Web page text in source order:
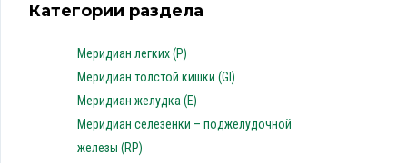
Категории раздела
Меридиан легких (P)
Меридиан толстой кишки (GI)
Меридиан желудка (E)
Меридиан селезенки – поджелудочной
железы (RP)